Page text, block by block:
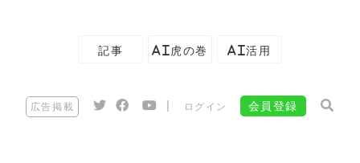
記事 AI虎の巻 AI活用
広告掲載 ログイン 会員登録